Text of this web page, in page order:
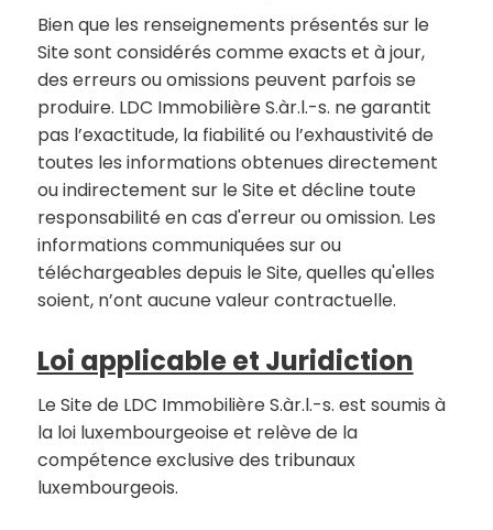
Bien que les renseignements présentés sur le
Site sont considérés comme exacts et à jour,
des erreurs ou omissions peuvent parfois se
produire. LDC Immobilière S.àr.l.-s. ne garantit
pas l’exactitude, la fiabilité ou l’exhaustivité de
toutes les informations obtenues directement
ou indirectement sur le Site et décline toute
responsabilité en cas d'erreur ou omission. Les
informations communiquées sur ou
téléchargeables depuis le Site, quelles qu'elles
soient, n’ont aucune valeur contractuelle.
Loi applicable et Juridiction
Le Site de LDC Immobilière S.àr.l.-s. est soumis à
la loi luxembourgeoise et relève de la
compétence exclusive des tribunaux
luxembourgeois.